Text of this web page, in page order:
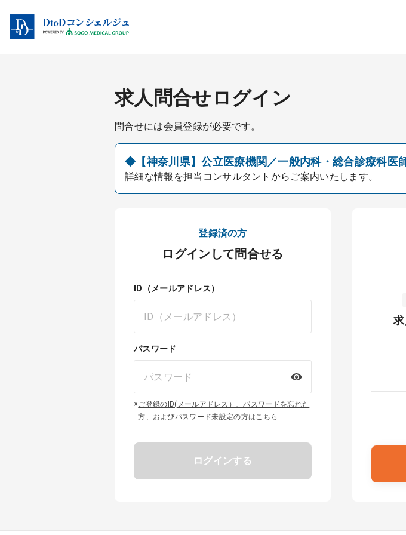
求人問合せログイン
問合せには会員登録が必要です。
◆【神奈川県】公立医療機関／一般内科・総合診療科医
詳細な情報を担当コンサルタントからご案内いたします。
登録済の方
ログインして問合せる
ID（メールアドレス）
パスワード
※ご登録のID(メールアドレス）、パスワードを忘れた
方、およびパスワード未設定の方はこちら
ログインする